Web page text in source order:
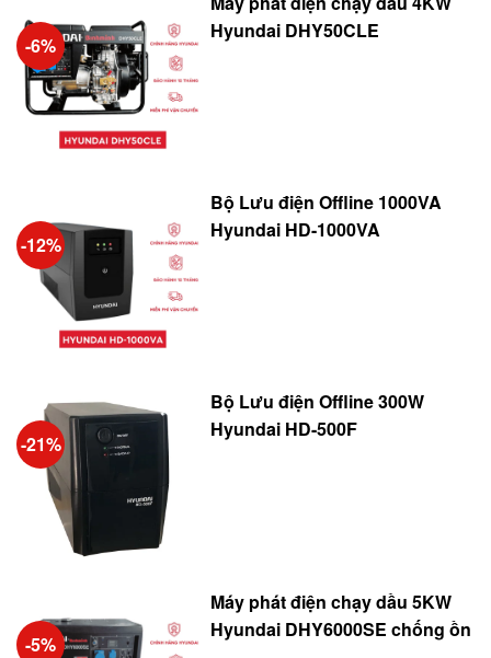
-6%
Hyundai DHY50CLE
-12%
Bộ Lưu điện Offline 1000VA
Hyundai HD-1000VA
-21%
Bộ Lưu điện Offline 300W
Hyundai HD-500F
-5%
Máy phát điện chạy dầu 5KW
Hyundai DHY6000SE chống ồn